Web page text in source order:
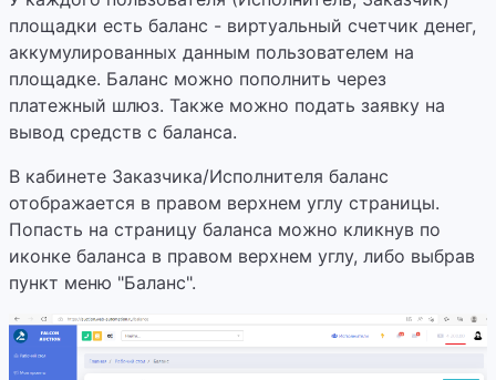
площадки есть баланс - виртуальный счетчик денег,
аккумулированных данным пользователем на
площадке. Баланс можно пополнить через
платежный шлюз. Также можно подать заявку на
вывод средств с баланса.
В кабинете Заказчика/Исполнителя баланс
отображается в правом верхнем углу страницы.
Попасть на страницу баланса можно кликнув по
иконке баланса в правом верхнем углу, либо выбрав
пункт меню "Баланс".